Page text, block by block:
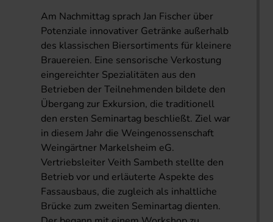
Am Nachmittag sprach Jan Fischer über
Potenziale innovativer Getränke außerhalb
des klassischen Biersortiments für kleinere
Brauereien. Eine sensorische Verkostung
eingereichter Spezialitäten aus den
Betrieben der Teilnehmenden bildete den
Übergang zur Exkursion, die traditionell
den ersten Seminartag beschließt. Ziel war
in diesem Jahr die Weingenossenschaft
Weingärtner Markelsheim eG.
Vertriebsleiter Veith Sambeth stellte den
Betrieb vor und erläuterte Aspekte des
Fassausbaus, die zugleich als inhaltliche
Brücke zum zweiten Seminartag dienten.